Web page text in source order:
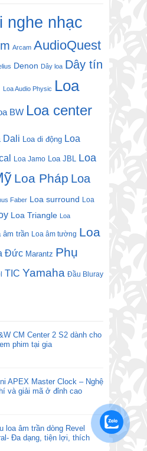
nghe nhạc
Arcam AudioQuest
Denon Dây loa Dây tín
Loa Audio Physic Loa
BW Loa center
Dali Loa di động Loa
Loa Jamo Loa JBL Loa
Loa Pháp Loa
Faber Loa surround Loa
Loa Triangle Loa
âm trần Loa âm tường Loa
Đức Marantz Phụ
TIC Yamaha Đầu Bluray
CM Center 2 S2 dành cho
phim tại gia
APEX Master Clock – Nghệ
và giải mã ở đỉnh cao
loa âm trần dòng Revel
Đa dạng, tiện lợi, thích